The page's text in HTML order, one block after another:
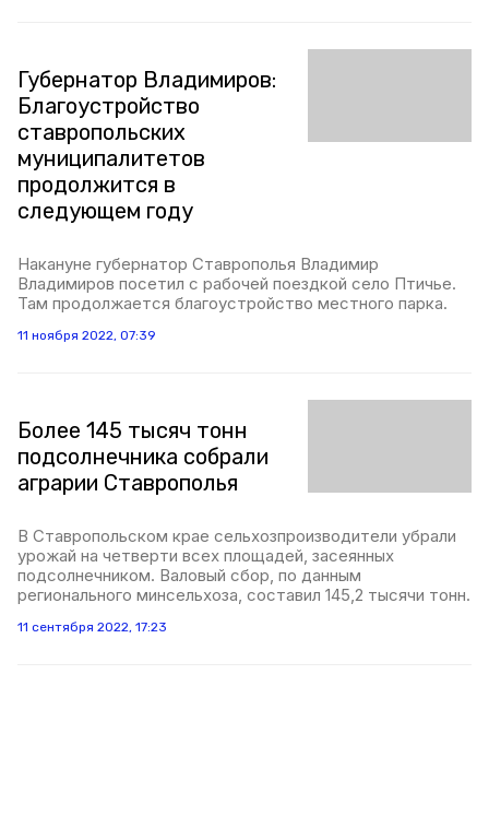
Губернатор Владимиров:
Благоустройство
ставропольских
муниципалитетов
продолжится в
следующем году
Накануне губернатор Ставрополья Владимир
Владимиров посетил с рабочей поездкой село Птичье.
Там продолжается благоустройство местного парка.
11 ноября 2022, 07:39
Более 145 тысяч тонн
подсолнечника собрали
аграрии Ставрополья
В Ставропольском крае сельхозпроизводители убрали
урожай на четверти всех площадей, засеянных
подсолнечником. Валовый сбор, по данным
регионального минсельхоза, составил 145,2 тысячи тонн.
11 сентября 2022, 17:23